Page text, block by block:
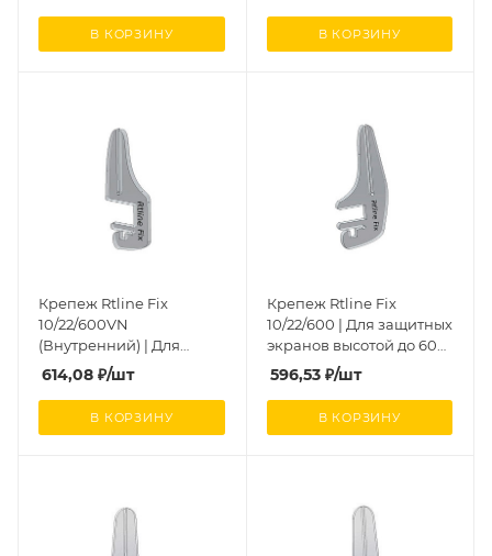
В КОРЗИНУ В КОРЗИНУ
Крепеж Rtline Fix
10/22/600VN
(Внутренний) | Для
защитных экранов
высотой до 600 мм
614,08 ₽/шт
В КОРЗИНУ
Крепеж Rtline Fix
10/22/600 | Для защитных
экранов высотой до 600
мм
596,53₽/шт
В КОРЗИНУ